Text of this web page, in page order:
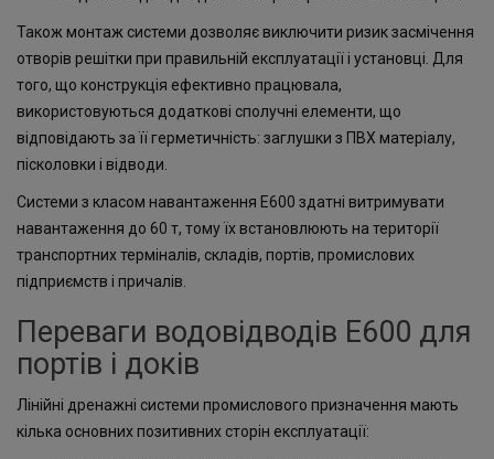
Також монтаж системи дозволяє виключити ризик засмічення
отворів решітки при правильній експлуатації і установці. Для
того, що конструкція ефективно працювала,
використовуються додаткові сполучні елементи, що
відповідають за її герметичність: заглушки з ПВХ матеріалу,
пісколовки і відводи.
Системи з класом навантаження Е600 здатні витримувати
навантаження до 60 т, тому їх встановлюють на території
транспортних терміналів, складів, портів, промислових
підприємств і причалів.
Переваги водовідводів E600 для
портів і доків
Лінійні дренажні системи промислового призначення мають
кілька основних позитивних сторін експлуатації: